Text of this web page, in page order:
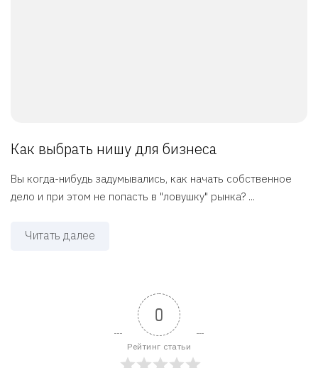
Как выбрать нишу для бизнеса
Вы когда-нибудь задумывались, как начать собственное
дело и при этом не попасть в "ловушку" рынка? ...
Читать далее
0
Рейтинг статьи